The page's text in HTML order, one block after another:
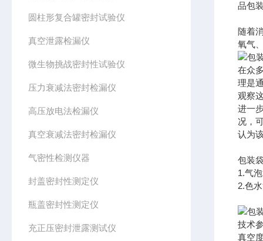
圆柱形复合罐密封试验仪
真空泄露检漏仪
微生物挑战密封性试验仪
压力衰减法密封检漏仪
高压放电法检漏仪
真空衰减法密封检漏仪
气密性检测仪器
封盖密封性测定仪
瓶盖密封性测定仪
充正压密封泄露测试仪
品包
随着
氧气
在众
理是
观察
进一
况，
认为
包装
1.气
2.色
技术
真空